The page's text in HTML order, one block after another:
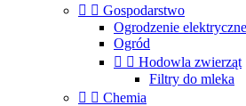
  Gospodarstwo
Ogrodzenie elektryczne
Ogród
  Hodowla zwierząt
Filtry do mleka
  Chemia